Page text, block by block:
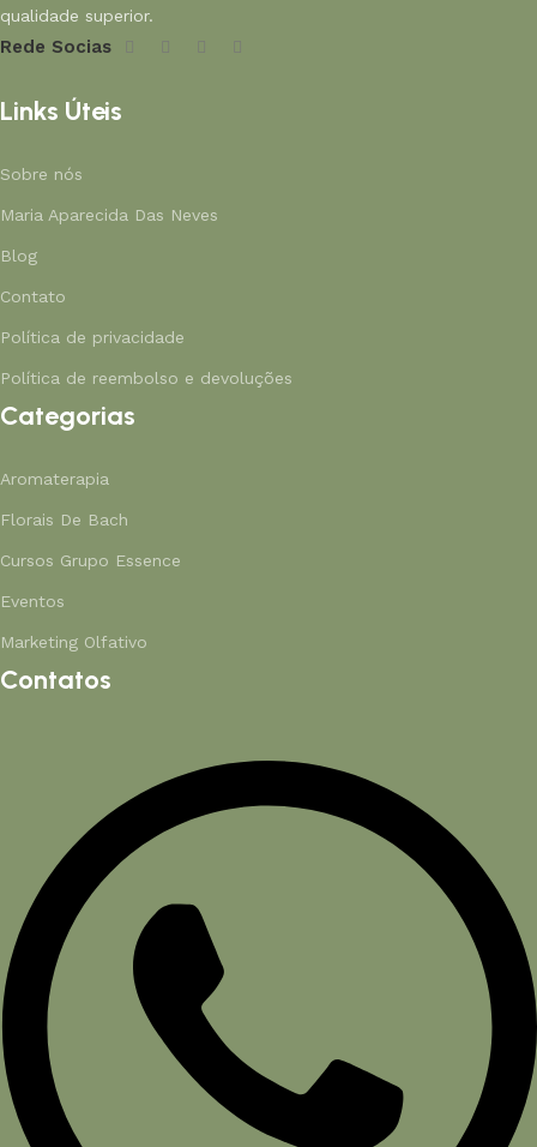
qualidade superior.
Rede Socias
Links Úteis
Sobre nós
Maria Aparecida Das Neves
Blog
Contato
Política de privacidade
Política de reembolso e devoluções
Categorias
Aromaterapia
Florais De Bach
Cursos Grupo Essence
Eventos
Marketing Olfativo
Contatos